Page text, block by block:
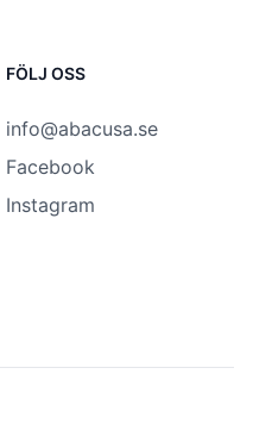
FÖLJ OSS
info@abacusa.se
Facebook
Instagram